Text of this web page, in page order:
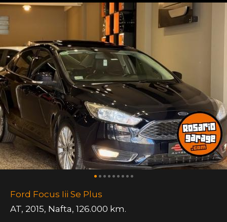
Ford Focus Iii Se Plus
AT, 2015, Nafta, 126.000 km.